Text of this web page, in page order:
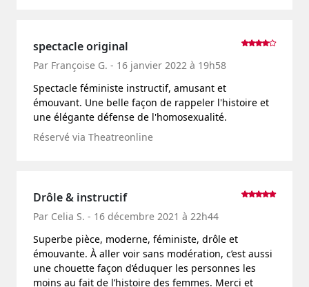
spectacle original
Par Françoise G. - 16 janvier 2022 à 19h58
Spectacle féministe instructif, amusant et
émouvant. Une belle façon de rappeler l'histoire et
une élégante défense de l'homosexualité.
Réservé via Theatreonline
Drôle & instructif
Par Celia S. - 16 décembre 2021 à 22h44
Superbe pièce, moderne, féministe, drôle et
émouvante. À aller voir sans modération, c’est aussi
une chouette façon d’éduquer les personnes les
moins au fait de l’histoire des femmes. Merci et